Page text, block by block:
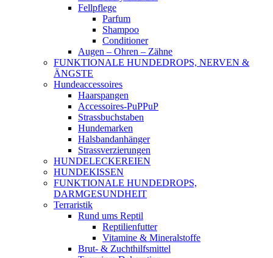
Fellpflege
Parfum
Shampoo
Conditioner
Augen – Ohren – Zähne
FUNKTIONALE HUNDEDROPS, NERVEN &
ÄNGSTE
Hundeaccessoires
Haarspangen
Accessoires-PuPPuP
Strassbuchstaben
Hundemarken
Halsbandanhänger
Strassverzierungen
HUNDELECKEREIEN
HUNDEKISSEN
FUNKTIONALE HUNDEDROPS,
DARMGESUNDHEIT
Terraristik
Rund ums Reptil
Reptilienfutter
Vitamine & Mineralstoffe
Brut- & Zuchthilfsmittel